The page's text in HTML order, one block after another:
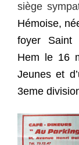
siège
Hémoise,
foyer Saint
Hem
e 16
Jeunes et
3eme